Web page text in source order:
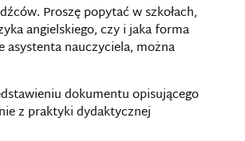
Proszę popytać w szkołach,
angielskiego, czy i jaka forma
asystenta nauczyciela, można
dokumentu opisującego
z praktyki dydaktycznej